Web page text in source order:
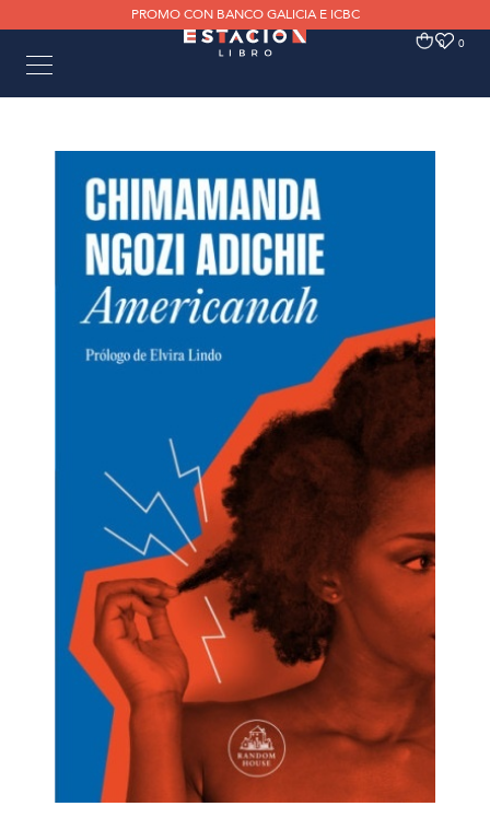
PROMO CON BANCO GALICIA E ICBC
0 0